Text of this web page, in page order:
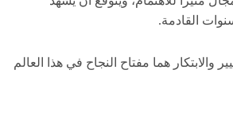
القادمة.
والابتكار هما مفتاح النجاح في هذا العالم